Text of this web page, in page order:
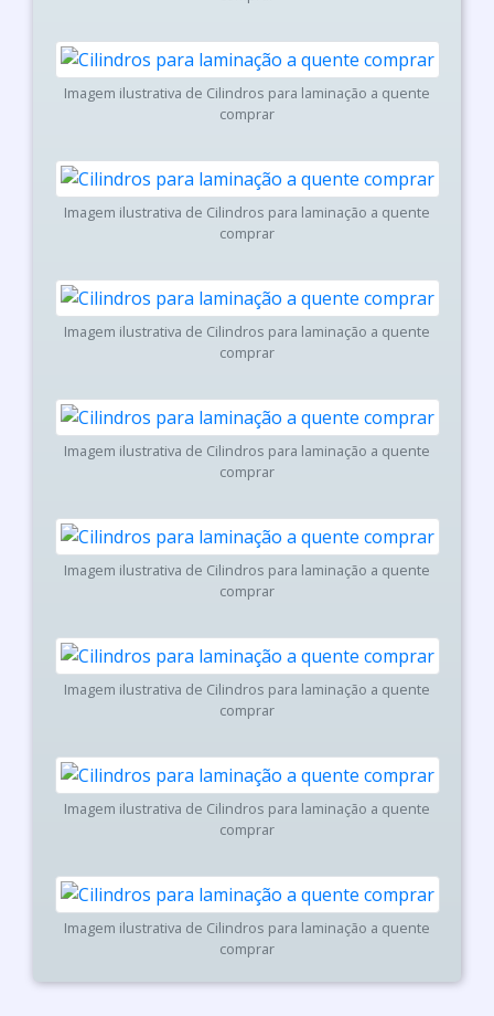
Imagem ilustrativa de Cilindros para laminação a quente
comprar
Imagem ilustrativa de Cilindros para laminação a quente
comprar
Imagem ilustrativa de Cilindros para laminação a quente
comprar
Imagem ilustrativa de Cilindros para laminação a quente
comprar
Imagem ilustrativa de Cilindros para laminação a quente
comprar
Imagem ilustrativa de Cilindros para laminação a quente
comprar
Imagem ilustrativa de Cilindros para laminação a quente
comprar
Imagem ilustrativa de Cilindros para laminação a quente
comprar